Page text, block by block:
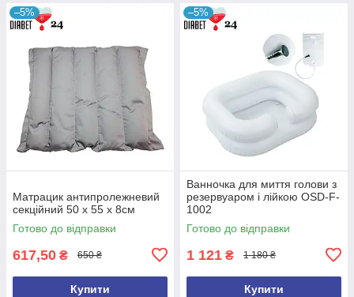
–5%
Матрацик антипролежневий
секційний 50 х 55 х 8см
Готово до відправки
617,50 ₴ 650 ₴
Купити
–5%
Ванночка для миття голови з
резервуаром і лійкою OSD-F-
1002
Готово до відправки
1 121 ₴ 1 180 ₴
Купити